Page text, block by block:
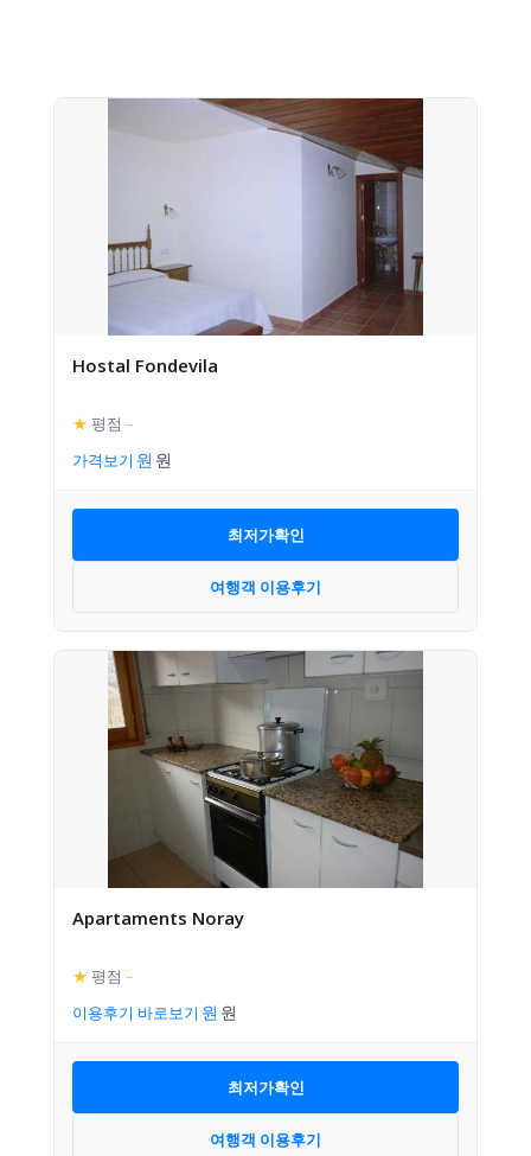
Hostal Fondevila
★ 평점 –
가격보기
최저가확인
여행객 이용후기
Apartaments Noray
★ 평점 –
이용후기 바로보기
최저가확인
여행객 이용후기